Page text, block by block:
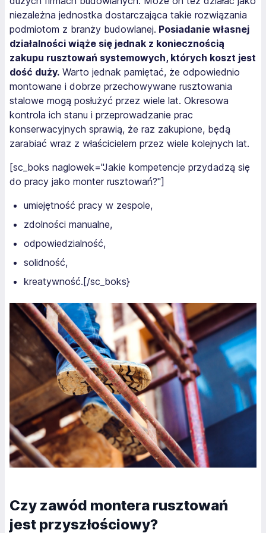
niezależna jednostka dostarczająca takie rozwiązania
podmiotom z branży budowlanej. Posiadanie własnej
działalności wiąże się jednak z koniecznością
zakupu rusztowań systemowych, których koszt jest
dość duży. Warto jednak pamiętać, że odpowiednio
montowane i dobrze przechowywane rusztowania
stalowe mogą posłużyć przez wiele lat. Okresowa
kontrola ich stanu i przeprowadzanie prac
konserwacyjnych sprawią, że raz zakupione, będą
zarabiać wraz z właścicielem przez wiele kolejnych lat.
[sc_boks naglowek="Jakie kompetencje przydadzą się
do pracy jako monter rusztowań?"]
umiejętność pracy w zespole,
zdolności manualne,
odpowiedzialność,
solidność,
kreatywność.[/sc_boks}
Czy zawód montera rusztowań
jest przyszłościowy?